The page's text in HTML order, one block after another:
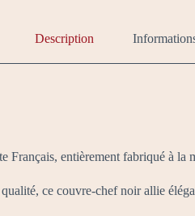
Description
Français, entièrement fabriqué à la
ce couvre-chef noir allie